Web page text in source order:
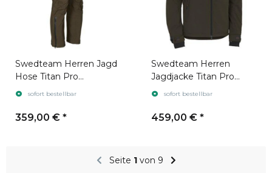
Swedteam Herren Jagd
Hose Titan Pro
Swedteam Green
sofort bestellbar
359,00 € *
Swedteam Herren
Jagdjacke Titan Pro
Swedteam Green
sofort bestellbar
459,00 € *
Seite 1von 9